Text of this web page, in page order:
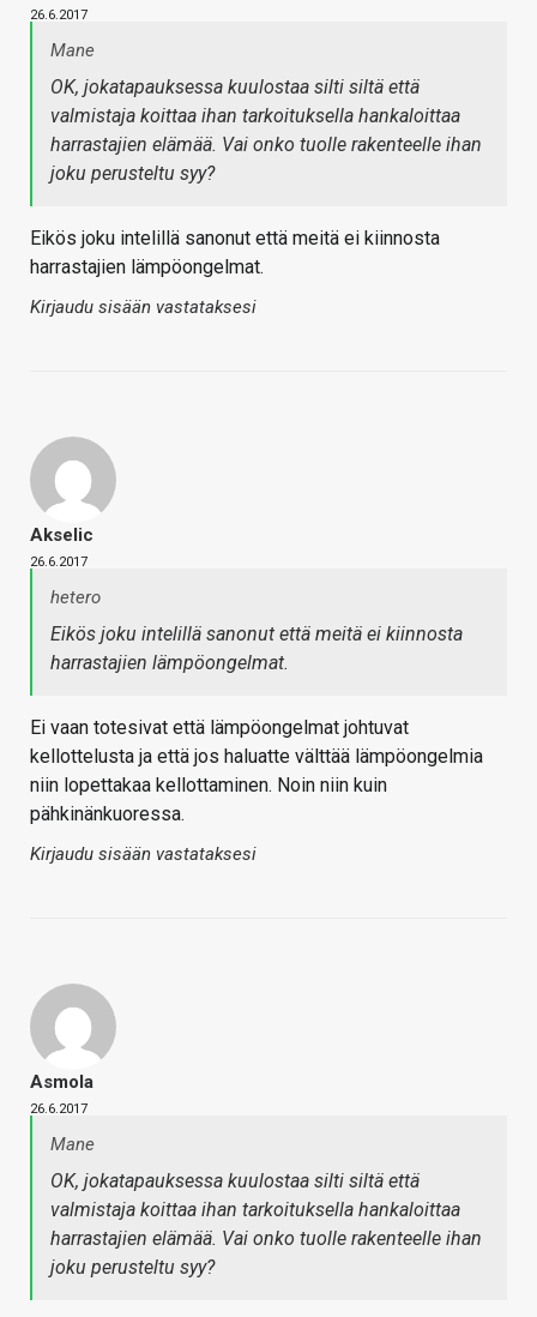
26.6.2017
Mane
OK, jokatapauksessa kuulostaa silti siltä että
valmistaja koittaa ihan tarkoituksella hankaloittaa
harrastajien elämää. Vai onko tuolle rakenteelle ihan
joku perusteltu syy?
Eikös joku intelillä sanonut että meitä ei kiinnosta
harrastajien lämpöongelmat.
Kirjaudu sisään vastataksesi
Akselic
26.6.2017
hetero
Eikös joku intelillä sanonut että meitä ei kiinnosta
harrastajien lämpöongelmat.
Ei vaan totesivat että lämpöongelmat johtuvat
kellottelusta ja että jos haluatte välttää lämpöongelmia
niin lopettakaa kellottaminen. Noin niin kuin
pähkinänkuoressa.
Kirjaudu sisään vastataksesi
Asmola
26.6.2017
Mane
OK, jokatapauksessa kuulostaa silti siltä että
valmistaja koittaa ihan tarkoituksella hankaloittaa
harrastajien elämää. Vai onko tuolle rakenteelle ihan
joku perusteltu syy?